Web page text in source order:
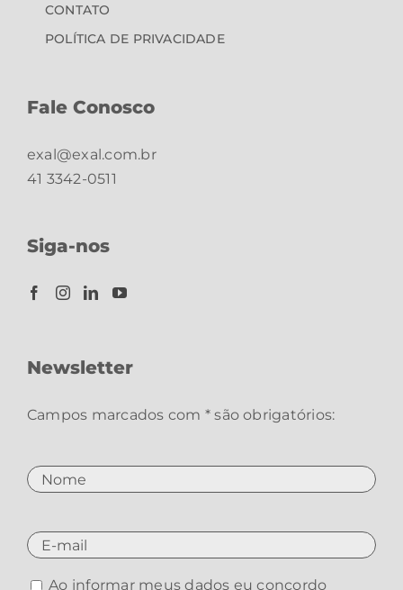
CONTATO
POLÍTICA DE PRIVACIDADE
Fale Conosco
exal@exal.com.br
41 3342-0511
Siga-nos
Newsletter
Campos marcados com * são obrigatórios:
Ao informar meus dados eu concordo